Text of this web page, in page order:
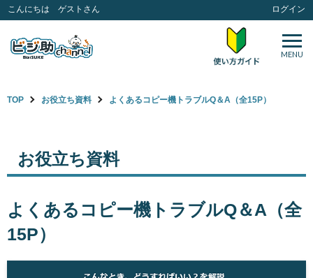
こんにちは ゲストさん ログイン
MENU
TOP お役立ち資料 よくあるコピー機トラブルQ＆A（全15P）
お役立ち資料
よくあるコピー機トラブルQ＆A（全
15P）